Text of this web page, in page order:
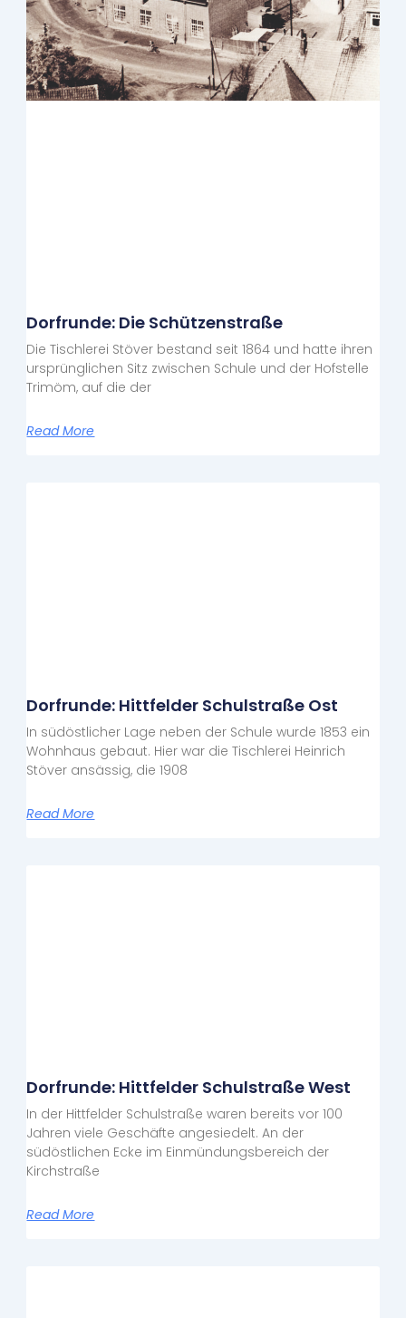
Dorfrunde: Die Schützenstraße
Die Tischlerei Stöver bestand seit 1864 und hatte ihren
ursprünglichen Sitz zwischen Schule und der Hofstelle
Trimöm, auf die der
Read More
Dorfrunde: Hittfelder Schulstraße Ost
In südöstlicher Lage neben der Schule wurde 1853 ein
Wohnhaus gebaut. Hier war die Tischlerei Heinrich
Stöver ansässig, die 1908
Read More
Dorfrunde: Hittfelder Schulstraße West
In der Hittfelder Schulstraße waren bereits vor 100
Jahren viele Geschäfte angesiedelt. An der
südöstlichen Ecke im Einmündungsbereich der
Kirchstraße
Read More